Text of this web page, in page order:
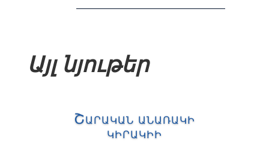
Այլ նյութեր
Շարական անառակի
կիրակիի